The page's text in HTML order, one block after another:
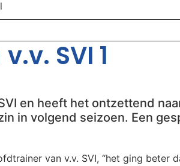
SVI 1
en heeft het ontzettend
in volgend seizoen. Een
van v.v. SVI, “het ging beter